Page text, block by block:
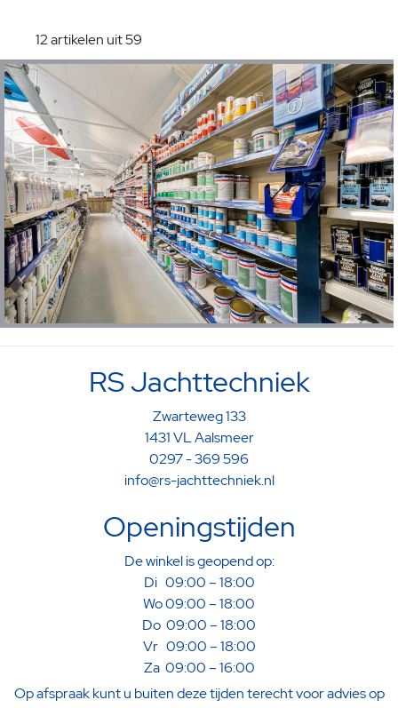
12 artikelen uit 59
RS Jachttechniek
Zwarteweg 133
1431 VL Aalsmeer
0297 - 369 596
info@rs-jachttechniek.nl
Openingstijden
De winkel is geopend op:
Di 09:00 – 18:00
Wo 09:00 – 18:00
Do 09:00 – 18:00
Vr 09:00 – 18:00
Za 09:00 – 16:00
Op afspraak kunt u buiten deze tijden terecht voor advies op